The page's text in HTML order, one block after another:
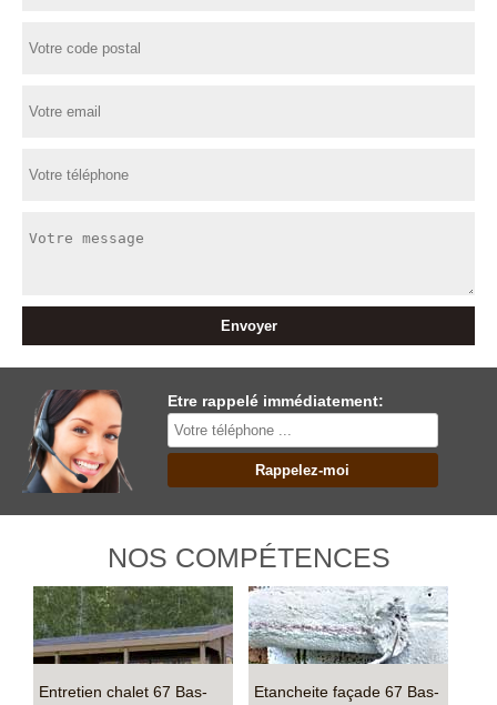
Etre rappelé immédiatement:
NOS COMPÉTENCES
Entretien chalet 67 Bas-
Etancheite façade 67 Bas-